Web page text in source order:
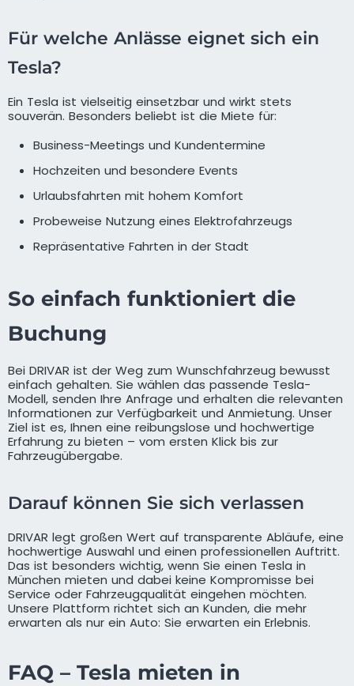
Für welche Anlässe eignet sich ein
Tesla?
Ein Tesla ist vielseitig einsetzbar und wirkt stets
souverän. Besonders beliebt ist die Miete für:
Business-Meetings und Kundentermine
Hochzeiten und besondere Events
Urlaubsfahrten mit hohem Komfort
Probeweise Nutzung eines Elektrofahrzeugs
Repräsentative Fahrten in der Stadt
So einfach funktioniert die
Buchung
Bei DRIVAR ist der Weg zum Wunschfahrzeug bewusst
einfach gehalten. Sie wählen das passende Tesla-
Modell, senden Ihre Anfrage und erhalten die relevanten
Informationen zur Verfügbarkeit und Anmietung. Unser
Ziel ist es, Ihnen eine reibungslose und hochwertige
Erfahrung zu bieten – vom ersten Klick bis zur
Fahrzeugübergabe.
Darauf können Sie sich verlassen
DRIVAR legt großen Wert auf transparente Abläufe, eine
hochwertige Auswahl und einen professionellen Auftritt.
Das ist besonders wichtig, wenn Sie einen Tesla in
München mieten und dabei keine Kompromisse bei
Service oder Fahrzeugqualität eingehen möchten.
Unsere Plattform richtet sich an Kunden, die mehr
erwarten als nur ein Auto: Sie erwarten ein Erlebnis.
FAQ – Tesla mieten in